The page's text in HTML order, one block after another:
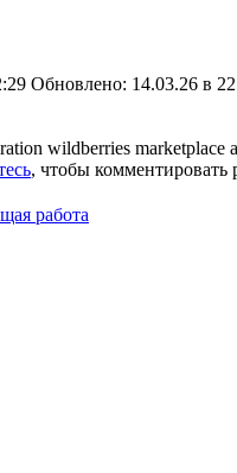
Обновлено: 14.03.26 в
wildberries marketplace
, чтобы комментировать
работа